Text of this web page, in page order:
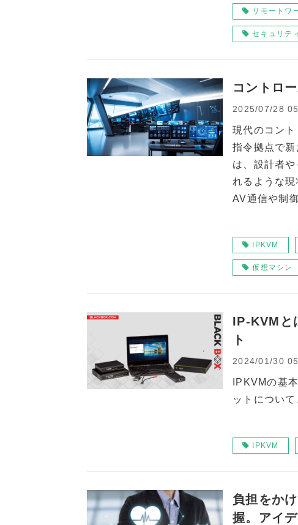
リモートワ
セキュリテ
コントロ
2025/07/28
現代のコン
指令拠点で
は、設計者
れるような
AV通信や制
IPKVM
仮想マシン
IP-KVMと
ト
2024/01/30
IPKVMの基
ットについ
IPKVM
負担をか
握。アイ